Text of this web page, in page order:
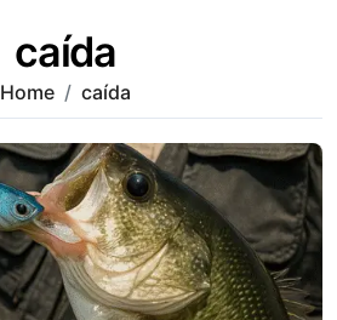
caída
Home caída